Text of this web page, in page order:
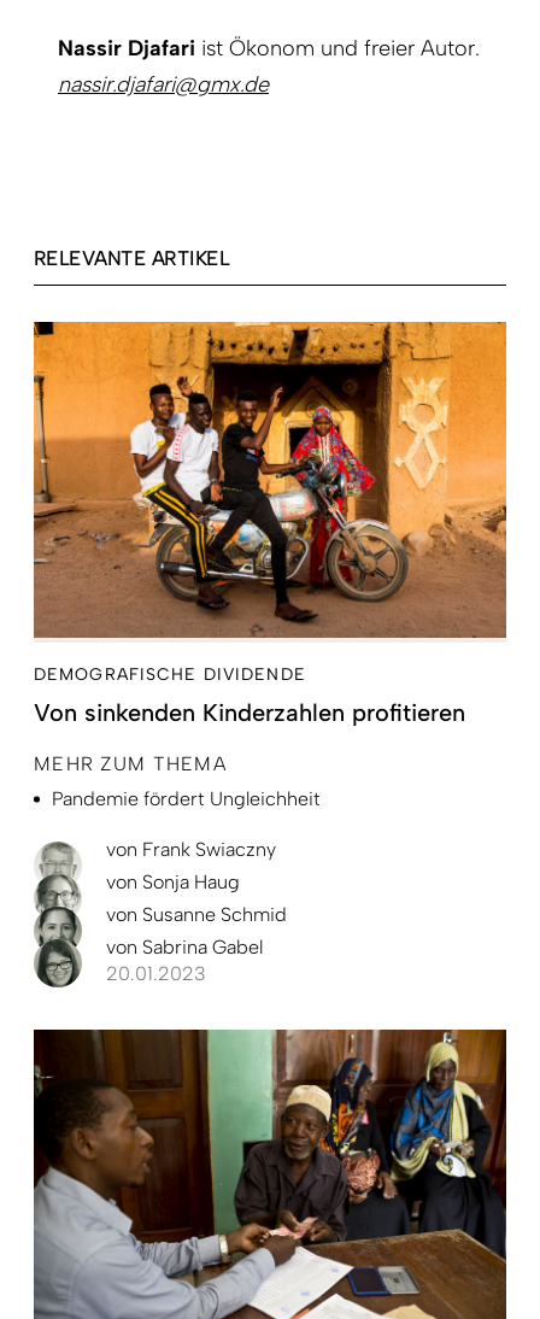
Nassir Djafari ist Ökonom und freier Autor.
nassir.djafari@gmx.de
RELEVANTE ARTIKEL
DEMOGRAFISCHE DIVIDENDE
Von sinkenden Kinderzahlen profitieren
MEHR ZUM THEMA
Pandemie fördert Ungleichheit
von Frank Swiaczny
von Sonja Haug
von Susanne Schmid
von Sabrina Gabel
20.01.2023